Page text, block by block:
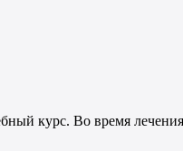
курс. Во время